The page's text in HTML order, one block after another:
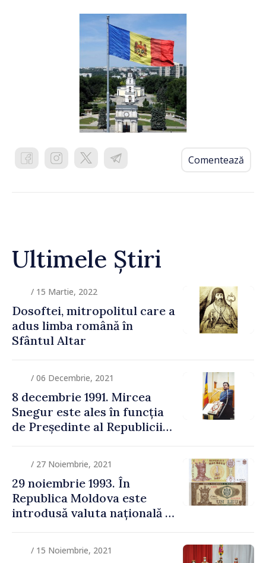
Comentează
Ultimele Știri
/ 15 Martie, 2022
Dosoftei, mitropolitul care a
adus limba română în
Sfântul Altar
/ 06 Decembrie, 2021
8 decembrie 1991. Mircea
Snegur este ales în funcția
de Președinte al Republicii
/ 27 Noiembrie, 2021
29 noiembrie 1993. În
Republica Moldova este
introdusă valuta națională –
/ 15 Noiembrie, 2021